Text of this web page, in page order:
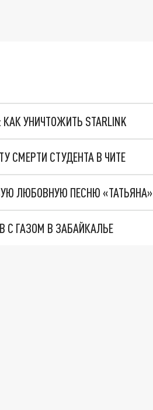
УНИЧТОЖИТЬ STARLINK
СМЕРТИ СТУДЕНТА В ЧИТЕ
ЛЮБОВНУЮ ПЕСНЮ «ТАТЬЯНА»
ГАЗОМ В ЗАБАЙКАЛЬЕ